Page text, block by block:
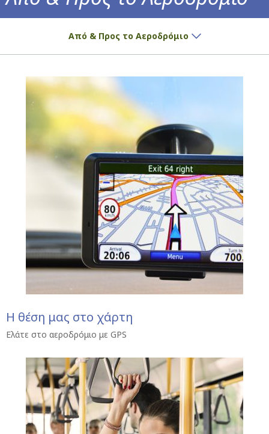
Από & Προς το Αεροδρόμιο
Η θέση μας στο χάρτη
Ελάτε στο αεροδρόμιο με GPS